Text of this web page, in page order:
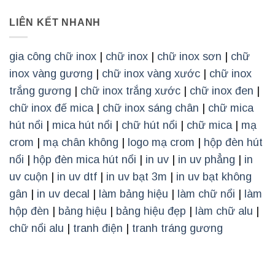
LIÊN KẾT NHANH
gia công chữ inox chữ inox chữ inox sơn
chữ
inox vàng gương
chữ inox vàng xước
chữ inox
trắng gương
chữ inox trắng xước chữ inox đen
chữ inox đế mica| chữ inox sáng chân
chữ mica
hút nổi
mica hút nổi chữ hút nổi chữ mica| mạ
crom
mạ chân không logo mạ crom
hộp đèn hút
nổi
hộp đèn mica hút nổi in uv in uv phẳng
in
uv cuộn
in uv dtf in uv bạt 3m
in uv bạt không
gân
in uv decal làm bảng hiệu làm chữ nổi
làm
hộp đèn
bảng hiệu bảng hiệu đẹp làm chữ alu
chữ nổi alu
tranh điện tranh tráng gương